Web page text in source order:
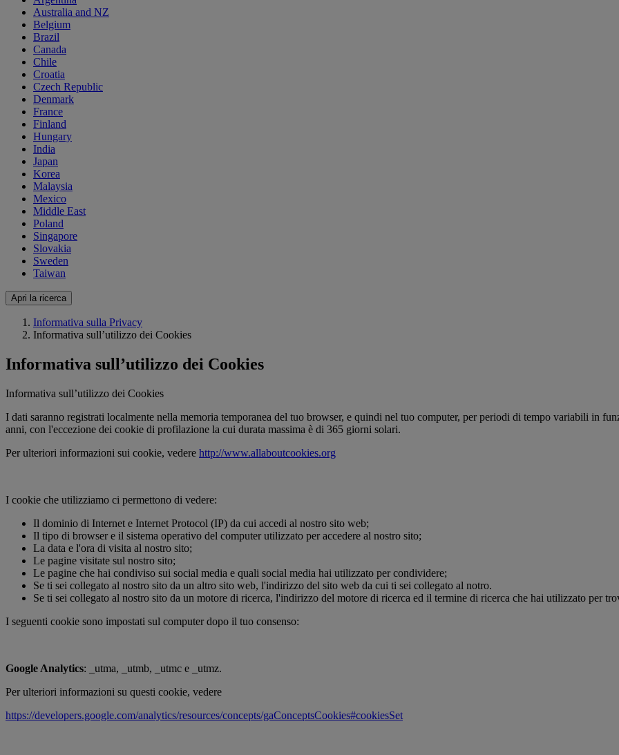
Australia and NZ
Belgium
Brazil
Canada
Chile
Croatia
Czech Republic
Denmark
France
Finland
Hungary
India
Japan
Korea
Malaysia
Mexico
Middle East
Poland
Singapore
Slovakia
Sweden
Taiwan
Apri la ricerca
Informativa sulla Privacy
Informativa sull’utilizzo dei Cookies
Informativa sull’utilizzo dei Cookies
Informativa sull’utilizzo dei Cookies
I dati saranno registrati localmente nella memoria temporanea del tuo browser, e quindi nel tuo computer, per periodi di tempo variabili in
anni, con l'eccezione dei cookie di profilazione la cui durata massima è di 365 giorni solari.
Per ulteriori informazioni sui cookie, vedere http://www.allaboutcookies.org
I cookie che utilizziamo ci permettono di vedere:
Il dominio di Internet e Internet Protocol (IP) da cui accedi al nostro sito web;
Il tipo di browser e il sistema operativo del computer utilizzato per accedere al nostro sito;
La data e l'ora di visita al nostro sito;
Le pagine visitate sul nostro sito;
Le pagine che hai condiviso sui social media e quali social media hai utilizzato per condividere;
Se ti sei collegato al nostro sito da un altro sito web, l'indirizzo del sito web da cui ti sei collegato al notro.
Se ti sei collegato al nostro sito da un motore di ricerca, l'indirizzo del motore di ricerca ed il termine di ricerca che hai utilizzato per
I seguenti cookie sono impostati sul computer dopo il tuo consenso:
Google Analytics: _utma, _utmb, _utmc e _utmz.
Per ulteriori informazioni su questi cookie, vedere
https://developers.google.com/analytics/resources/concepts/gaConceptsCookies#cookiesSet